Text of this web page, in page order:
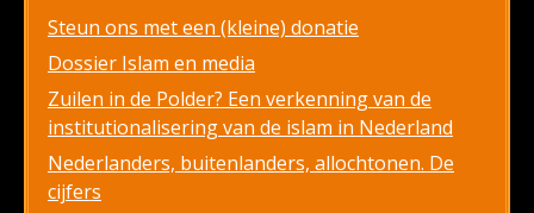
Steun ons met een (kleine) donatie
Dossier Islam en media
Zuilen in de Polder? Een verkenning van de
institutionalisering van de islam in Nederland
Nederlanders, buitenlanders, allochtonen. De
cijfers